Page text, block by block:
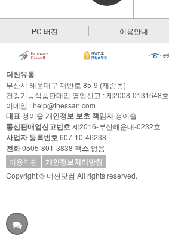
PC 버전 이용안내
더싼유통
부산시 해운대구 재반로 85-9 (재송동)
건강기능식품판매업 영업신고 : 제2008-0131648호
이메일 : help@thessan.com
대표 정이술 개인정보 보호 책임자정이술
통신판매업신고번호제2016-부산해운대-0232호
사업자 등록번호607-10-46238
전화0505-801-3838 팩스 없음
이용약관
개인정보처리방침
Copyright © 더싼닷컴 All rights reserved.